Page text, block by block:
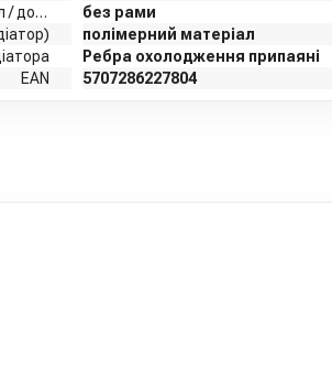
Додатковий артикул / додаткова інформація 2
без рами
полімерний матеріал
Ребра охолодження припаяні
EAN
5707286227804